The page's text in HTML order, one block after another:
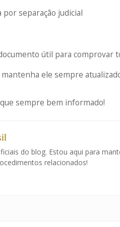
separação judicial
útil para comprovar
ele sempre
sempre bem informado!
do blog. Estou aqui para
relacionados!